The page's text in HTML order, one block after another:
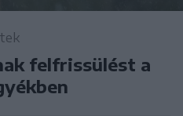
felfrissülést a